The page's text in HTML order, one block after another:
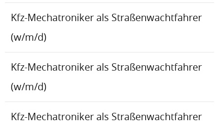
Kfz-Mechatroniker als Straßenwachtfahrer
(w/m/d)
Kfz-Mechatroniker als Straßenwachtfahrer
(w/m/d)
Kfz-Mechatroniker als Straßenwachtfahrer